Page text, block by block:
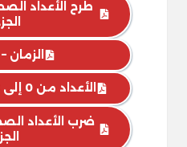
طرح الأعداد
الزمان
الأعداد من 0 إلى 999 999 – الجزء 1
ضرب الأعداد